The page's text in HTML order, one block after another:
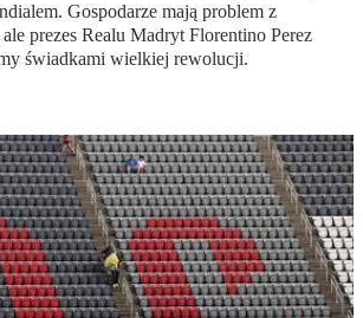
Gospodarze mają problem z
prezes Realu Madryt Florentino Perez
świadkami wielkiej rewolucji.